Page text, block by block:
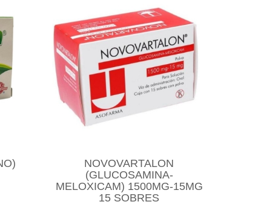
NOVOVARTALON
(GLUCOSAMINA-
MELOXICAM) 1500MG-15MG
15 SOBRES